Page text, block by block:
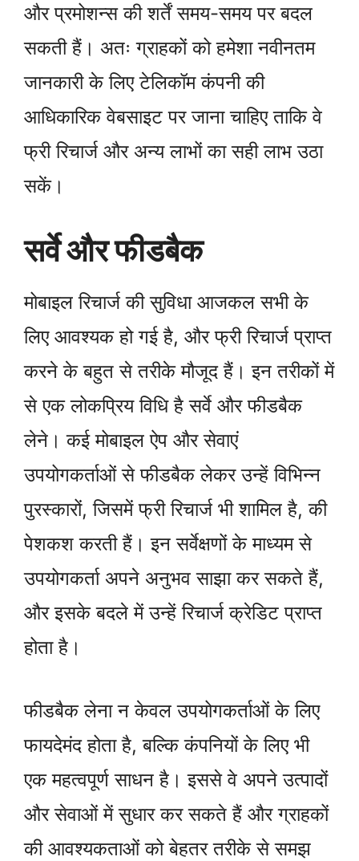
और प्रमोशन्स की शर्तें समय-समय पर बदल
सकती हैं। अतः ग्राहकों को हमेशा नवीनतम
जानकारी के लिए टेलिकॉम कंपनी की
आधिकारिक वेबसाइट पर जाना चाहिए ताकि वे
फ्री रिचार्ज और अन्य लाभों का सही लाभ उठा
सकें।
सर्वे और फीडबैक
मोबाइल रिचार्ज की सुविधा आजकल सभी के
लिए आवश्यक हो गई है, और फ्री रिचार्ज प्राप्त
करने के बहुत से तरीके मौजूद हैं। इन तरीकों में
से एक लोकप्रिय विधि है सर्वे और फीडबैक
लेने। कई मोबाइल ऐप और सेवाएं
उपयोगकर्ताओं से फीडबैक लेकर उन्हें विभिन्न
पुरस्कारों, जिसमें फ्री रिचार्ज भी शामिल है, की
पेशकश करती हैं। इन सर्वेक्षणों के माध्यम से
उपयोगकर्ता अपने अनुभव साझा कर सकते हैं,
और इसके बदले में उन्हें रिचार्ज क्रेडिट प्राप्त
होता है।
फीडबैक लेना न केवल उपयोगकर्ताओं के लिए
फायदेमंद होता है, बल्कि कंपनियों के लिए भी
एक महत्वपूर्ण साधन है। इससे वे अपने उत्पादों
और सेवाओं में सुधार कर सकते हैं और ग्राहकों
की आवश्यकताओं को बेहतर तरीके से समझ